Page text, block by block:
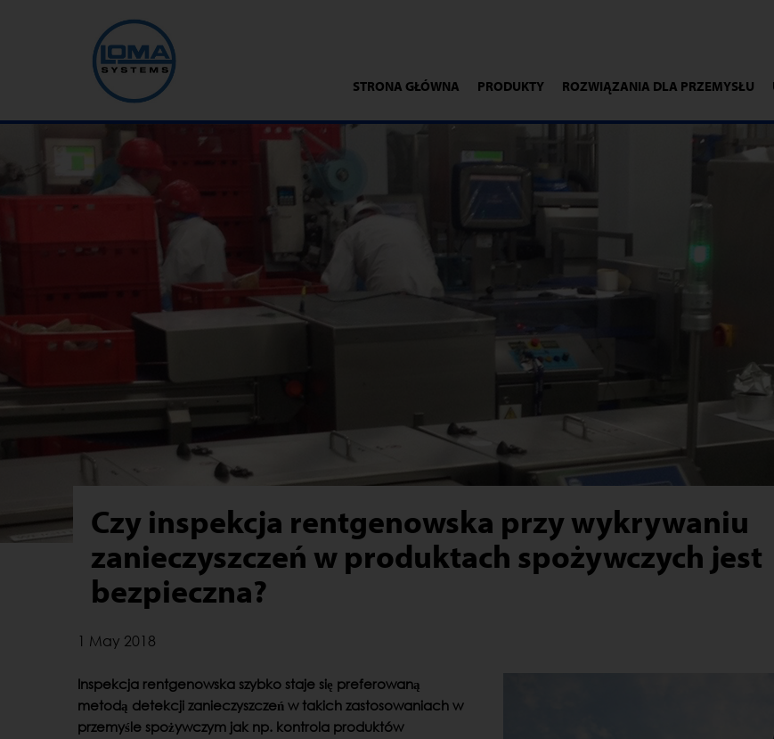
STRONA GŁÓWNA PRODUKTY ROZWIĄZANIA DLA PRZEMYSŁU
Czy inspekcja rentgenowska przy wykrywaniu
zanieczyszczeń w produktach spożywczych jest
bezpieczna?
1 May 2018
Inspekcja rentgenowska szybko staje się preferowaną
metodą detekcji zanieczyszczeń w takich zastosowaniach w
przemyśle spożywczym jak np. kontrola produktów